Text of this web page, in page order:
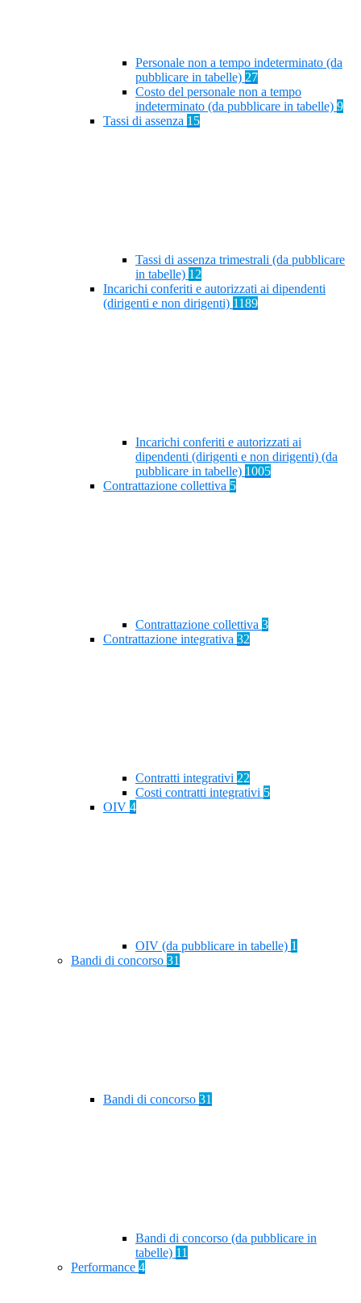
Personale non a tempo indeterminato (da
pubblicare in tabelle) 27
Costo del personale non a tempo
indeterminato (da pubblicare in tabelle) 9
Tassi di assenza 15
Tassi di assenza trimestrali (da pubblicare
in tabelle) 12
Incarichi conferiti e autorizzati ai dipendenti
(dirigenti e non dirigenti) 1189
Incarichi conferiti e autorizzati ai
dipendenti (dirigenti e non dirigenti) (da
pubblicare in tabelle) 1005
Contrattazione collettiva 5
Contrattazione collettiva 3
Contrattazione integrativa 32
Contratti integrativi 22
Costi contratti integrativi 5
OIV 4
OIV (da pubblicare in tabelle) 1
Bandi di concorso 31
Bandi di concorso 31
Bandi di concorso (da pubblicare in
tabelle) 11
Performance 4